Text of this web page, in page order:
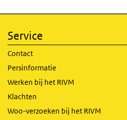
Service
Contact
Persinformatie
Werken bij het RIVM
Klachten
Woo-verzoeken bij het RIVM